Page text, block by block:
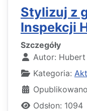
Stylizuj z
Inspekcji
Szczegóły
Autor: Hubert
Kategoria:
Odsłon: 1094